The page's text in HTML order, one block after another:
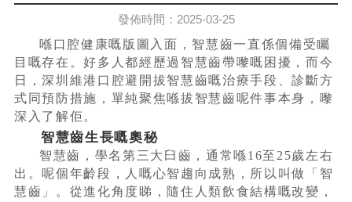
發佈時間：2025-03-25
喺口腔健康嘅版圖入面，智慧齒一直係個備受矚
目嘅存在。好多人都經歷過智慧齒帶嚟嘅困擾，而今
日，深圳維港口腔避開拔智慧齒嘅治療手段、診斷方
式同預防措施，單純聚焦喺拔智慧齒呢件事本身，嚟
深入了解佢。
智慧齒生長嘅奧秘
智慧齒，學名第三大臼齒，通常喺16至25歲左右
出。呢個年齡段，人嘅心智趨向成熟，所以叫做「智
慧齒」。從進化角度睇，隨住人類飲食結構嘅改變，